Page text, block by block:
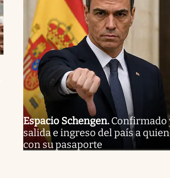
Espacio Schengen. Confirmado
salida e ingreso del país a
con su pasaporte